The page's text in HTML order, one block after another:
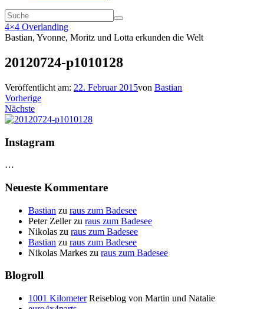
4×4 Overlanding
Bastian, Yvonne, Moritz und Lotta erkunden die Welt
20120724-p1010128
Veröffentlicht am: 22. Februar 2015von Bastian
Vorherige
Nächste
Instagram
…
Neueste Kommentare
Bastian zu raus zum Badesee
Peter Zellerzu raus zum Badesee
Nikolas zu raus zum Badesee
Bastian zu raus zum Badesee
Nikolas Markes zu raus zum Badesee
Blogroll
1001 KilometerReiseblog von Martin und Natalie